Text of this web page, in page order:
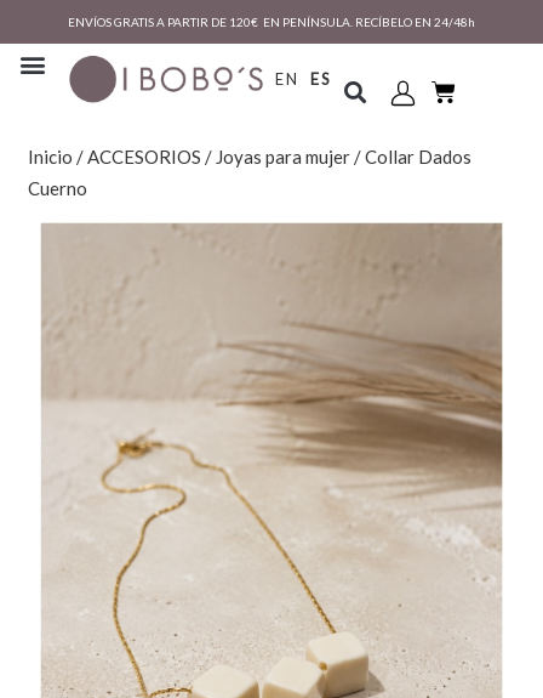
ENVÍOS GRATIS A PARTIR DE 120€ EN PENÍNSULA. RECÍBELO EN 24/48h
EN ES
Inicio /ACCESORIOS / Joyas para mujer/ Collar Dados
Cuerno